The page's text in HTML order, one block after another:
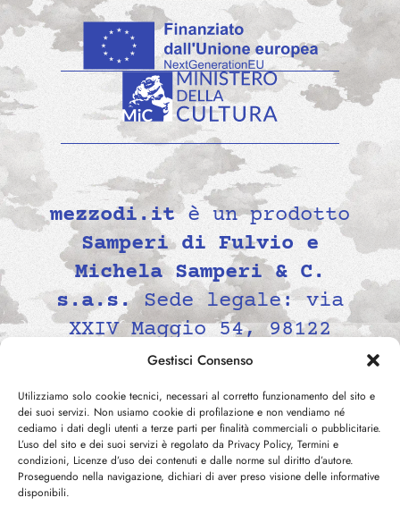
Gestisci Consenso
Utilizziamo solo cookie tecnici, necessari al corretto funzionamento del sito e
dei suoi servizi. Non usiamo cookie di profilazione e non vendiamo né
cediamo i dati degli utenti a terze parti per finalità commerciali o pubblicitarie.
L’uso del sito e dei suoi servizi è regolato da Privacy Policy, Termini e
condizioni, Licenze d’uso dei contenuti e dalle norme sul diritto d’autore.
Proseguendo nella navigazione, dichiari di aver preso visione delle informative
disponibili.
mezzodi.itè un prodotto
Samperi di Fulvio e
Michela Samperi & C.
s.a.s.Sede legale: via
XXIV Maggio 54, 98122
Messina, Italia P.IVA
02139690834 -
contatti@mezzodi.it